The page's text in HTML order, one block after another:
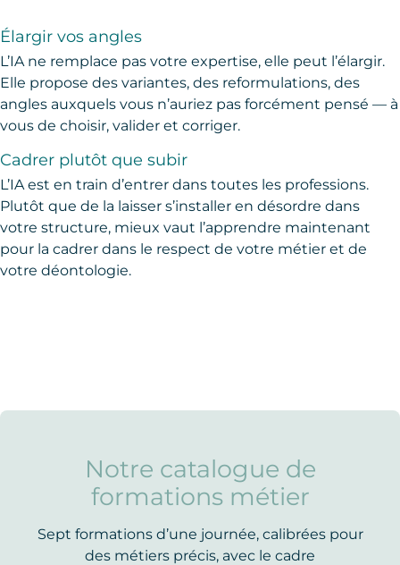
Élargir vos angles
L’IA ne remplace pas votre expertise, elle peut l’élargir.
Elle propose des variantes, des reformulations, des
angles auxquels vous n’auriez pas forcément pensé — à
vous de choisir, valider et corriger.
Cadrer plutôt que subir
L’IA est en train d’entrer dans toutes les professions.
Plutôt que de la laisser s’installer en désordre dans
votre structure, mieux vaut l’apprendre maintenant
pour la cadrer dans le respect de votre métier et de
votre déontologie.
Notre catalogue de
formations métier
Sept formations d’une journée, calibrées pour
des métiers précis, avec le cadre